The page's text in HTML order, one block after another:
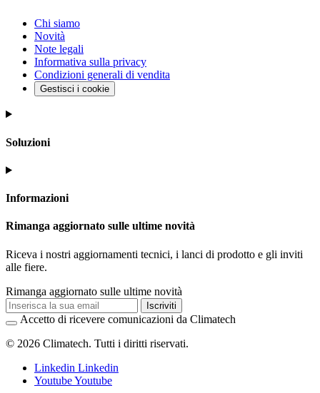
Chi siamo
Novità
Note legali
Informativa sulla privacy
Condizioni generali di vendita
Gestisci i cookie
Soluzioni
Informazioni
Rimanga aggiornato sulle ultime novità
Riceva i nostri aggiornamenti tecnici, i lanci di prodotto e gli inviti
alle fiere.
Rimanga aggiornato sulle ultime novità
Iscriviti
Accetto di ricevere comunicazioni da Climatech
© 2026 Climatech. Tutti i diritti riservati.
Linkedin Linkedin
YoutubeYoutube